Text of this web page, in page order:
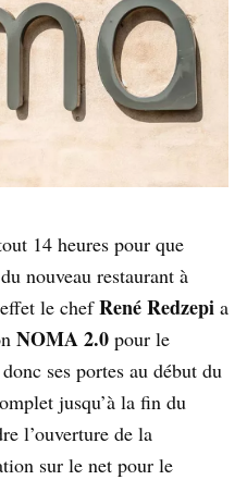
14 heures pour que
nouveau restaurant à
le chefRené Redzepi a
NOMA 2.0 pour le
ses portes au début du
jusqu’à la fin du
l’ouverture de la
sur le net pour le